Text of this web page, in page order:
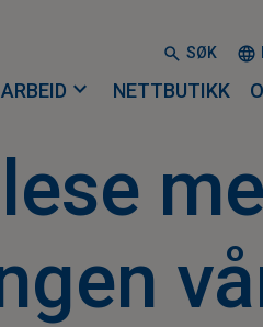
SØK
expand_more NETTBUTIKK